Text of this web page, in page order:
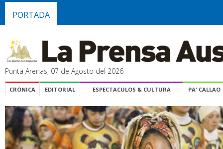
PORTADA
Punta Arenas, 07 de Agosto del 2026
CRÓNICA EDITORIAL ESPECTACULOS & CULTURA PA' CALLAO